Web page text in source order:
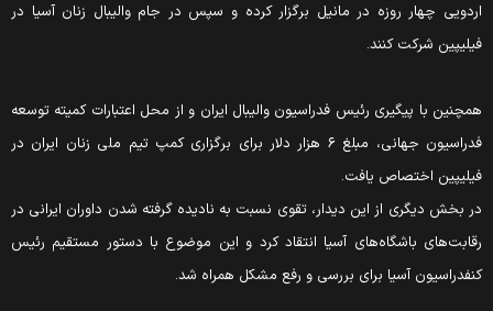
چهار روزه در مانیل برگزار کرده و سپس در جام والیبال زنان آسیا در
شرکت کنند.
با پیگیری رئیس فدراسیون والیبال ایران و از محل اعتبارات کمیته توسعه
فدراسیون جهانی، مبلغ ۶ هزار دلار برای برگزاری کمپ تیم ملی زنان ایران در
اختصاص یافت.
بخش دیگری از این دیدار، تقوی نسبت به نادیده گرفته شدن داوران ایرانی در
باشگاه‌های آسیا انتقاد کرد و این موضوع با دستور مستقیم رئیس
آسیا برای بررسی و رفع مشکل همراه شد.